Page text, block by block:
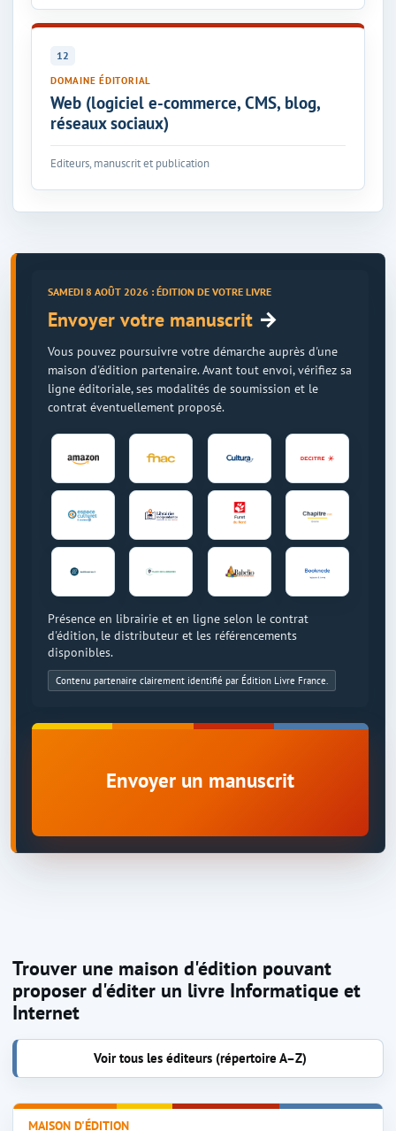
12
DOMAINE ÉDITORIAL
Web (logiciel e-commerce, CMS, blog,
réseaux sociaux)
Editeurs, manuscrit et publication
SAMEDI 8 AOÛT 2026 : ÉDITION DE VOTRE LIVRE
Envoyer votre manuscrit →
Vous pouvez poursuivre votre démarche auprès d'une
maison d'édition partenaire. Avant tout envoi, vérifiez sa
ligne éditoriale, ses modalités de soumission et le
contrat éventuellement proposé.
Présence en librairie et en ligne selon le contrat
d'édition, le distributeur et les référencements
disponibles.
Contenu partenaire clairement identifié par Édition Livre France.
Envoyer un manuscrit
Trouver une maison d'édition pouvant
proposer d'éditer un livre Informatique et
Internet
Voir tous les éditeurs (répertoire A–Z)
MAISON D'ÉDITION